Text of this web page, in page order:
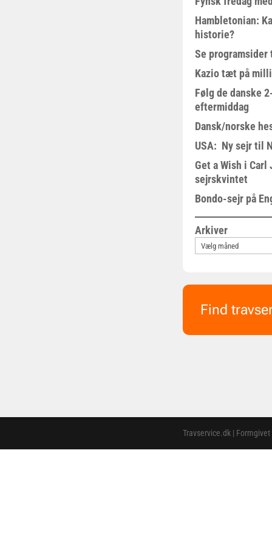
Hambletonian:
historie?
Se
Kazio tæt på
Følg de danske
eftermiddag
Dansk/norske
USA: Ny sejr til
Get a Wish i Carl
sejrskvintet
Bondo-sejr på
Arkiver
Find
Travservice.dk |